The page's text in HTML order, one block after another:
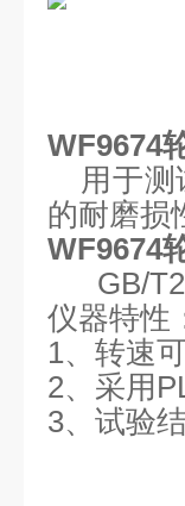
WF9674
用于测
的耐磨损
WF9674
GB/
仪器特性
1、 转速
2、 采用
3、试验